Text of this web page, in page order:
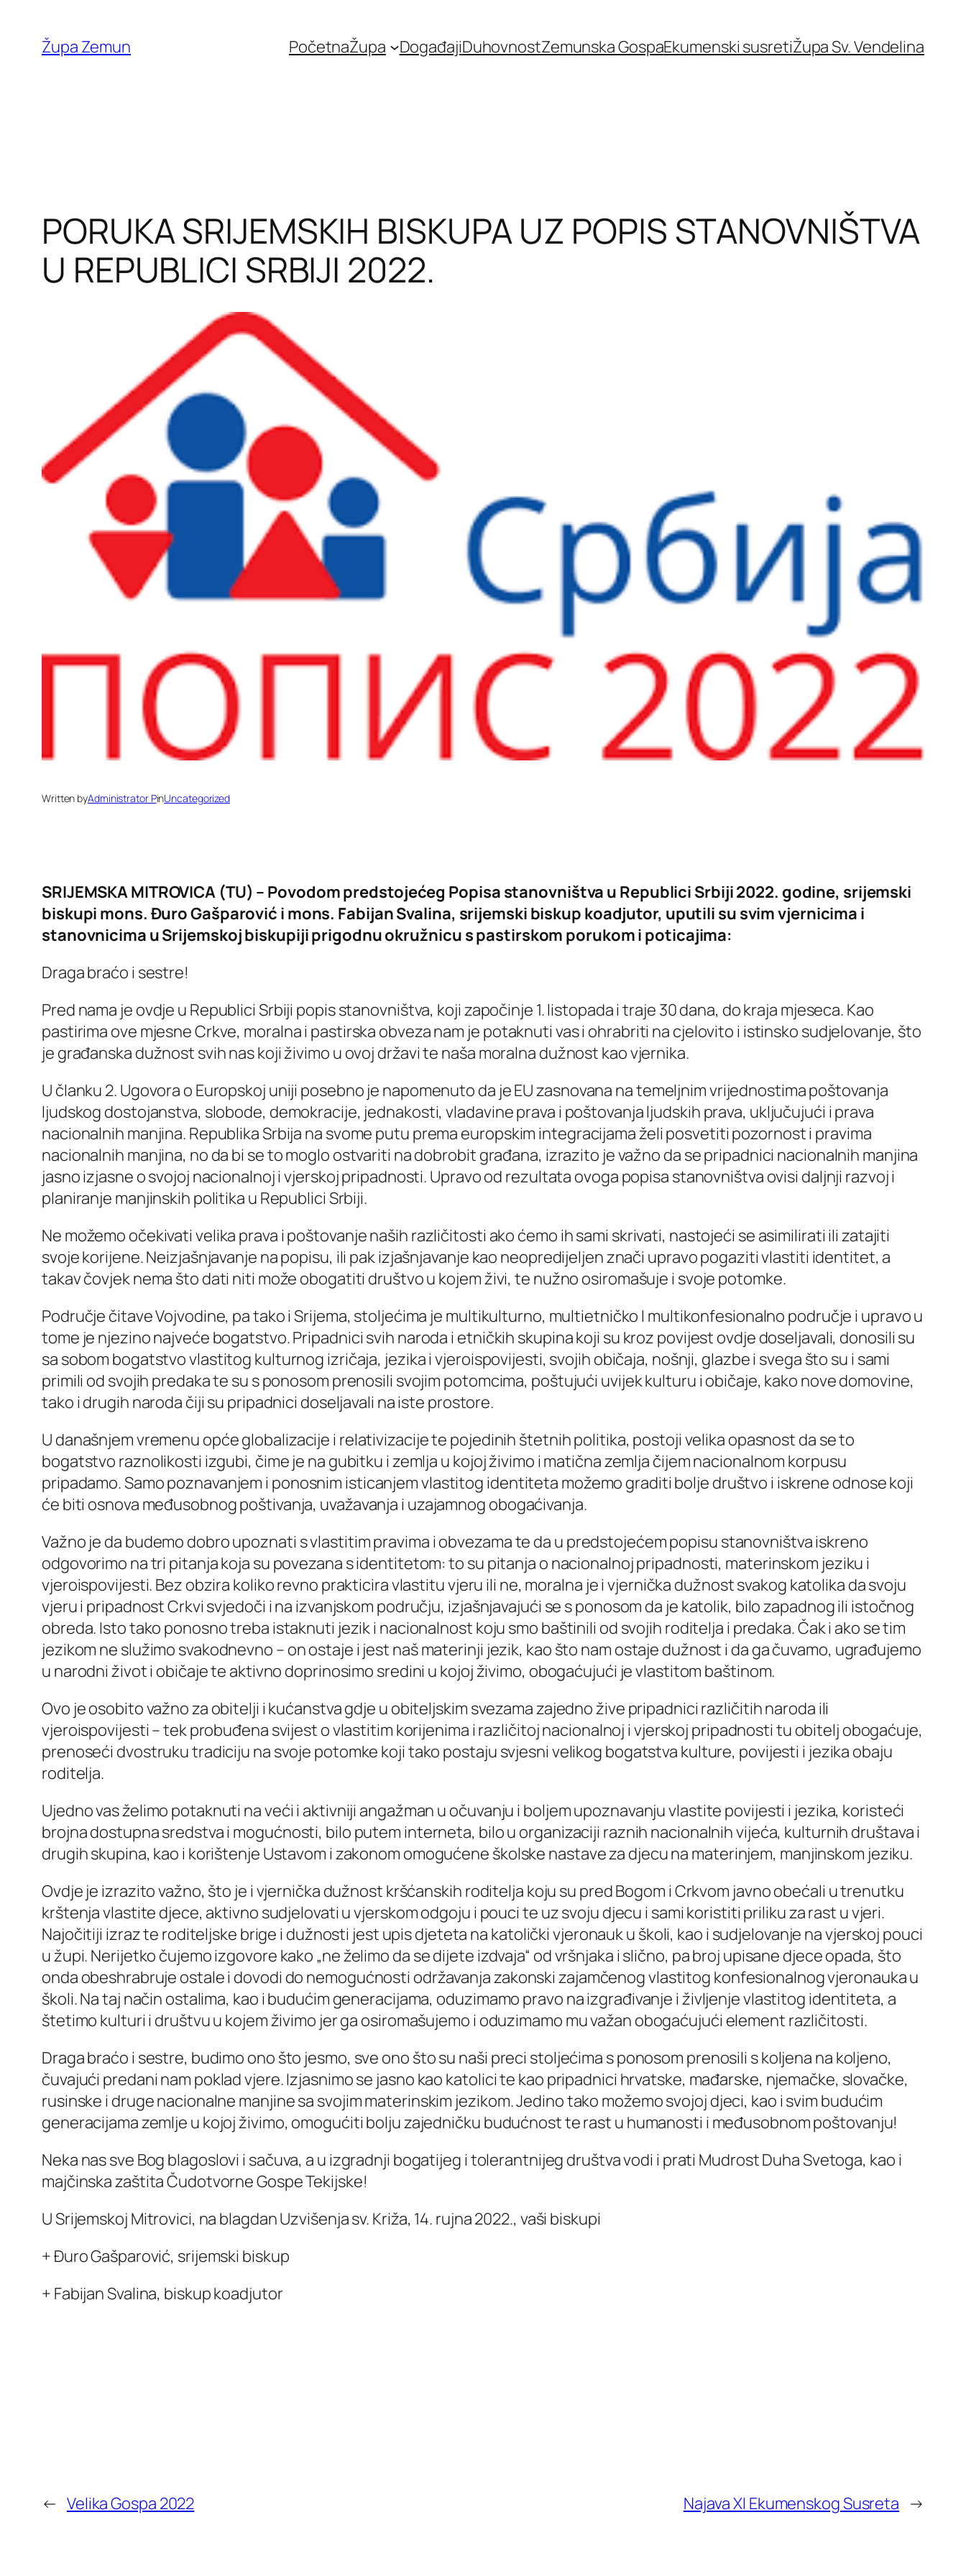
content
Župa Zemun PočetnaŽupa DogađajiDuhovnostZemunska GospaEkumenski susretiŽupa Sv. Vendelina
PORUKA SRIJEMSKIH BISKUPA UZ POPIS STANOVNIŠTVA
U REPUBLICI SRBIJI 2022.
Written byAdministrator PinUncategorized
SRIJEMSKA MITROVICA (TU) – Povodom predstojećeg Popisa stanovništva u Republici Srbiji 2022. godine, srijemski
biskupi mons. Đuro Gašparović i mons. Fabijan Svalina, srijemski biskup koadjutor, uputili su svim vjernicima i
stanovnicima u Srijemskoj biskupiji prigodnu okružnicu s pastirskom porukom i poticajima:
Draga braćo i sestre!
Pred nama je ovdje u Republici Srbiji popis stanovništva, koji započinje 1. listopada i traje 30 dana, do kraja mjeseca. Kao
pastirima ove mjesne Crkve, moralna i pastirska obveza nam je potaknuti vas i ohrabriti na cjelovito i istinsko sudjelovanje, što
je građanska dužnost svih nas koji živimo u ovoj državi te naša moralna dužnost kao vjernika.
U članku 2. Ugovora o Europskoj uniji posebno je napomenuto da je EU zasnovana na temeljnim vrijednostima poštovanja
ljudskog dostojanstva, slobode, demokracije, jednakosti, vladavine prava i poštovanja ljudskih prava, uključujući i prava
nacionalnih manjina. Republika Srbija na svome putu prema europskim integracijama želi posvetiti pozornost i pravima
nacionalnih manjina, no da bi se to moglo ostvariti na dobrobit građana, izrazito je važno da se pripadnici nacionalnih manjina
jasno izjasne o svojoj nacionalnoj i vjerskoj pripadnosti. Upravo od rezultata ovoga popisa stanovništva ovisi daljnji razvoj i
planiranje manjinskih politika u Republici Srbiji.
Ne možemo očekivati velika prava i poštovanje naših različitosti ako ćemo ih sami skrivati, nastojeći se asimilirati ili zatajiti
svoje korijene. Neizjašnjavanje na popisu, ili pak izjašnjavanje kao neopredijeljen znači upravo pogaziti vlastiti identitet, a
takav čovjek nema što dati niti može obogatiti društvo u kojem živi, te nužno osiromašuje i svoje potomke.
Područje čitave Vojvodine, pa tako i Srijema, stoljećima je multikulturno, multietničko I multikonfesionalno područje i upravo u
tome je njezino najveće bogatstvo. Pripadnici svih naroda i etničkih skupina koji su kroz povijest ovdje doseljavali, donosili su
sa sobom bogatstvo vlastitog kulturnog izričaja, jezika i vjeroispovijesti, svojih običaja, nošnji, glazbe i svega što su i sami
primili od svojih predaka te su s ponosom prenosili svojim potomcima, poštujući uvijek kulturu i običaje, kako nove domovine,
tako i drugih naroda čiji su pripadnici doseljavali na iste prostore.
U današnjem vremenu opće globalizacije i relativizacije te pojedinih štetnih politika, postoji velika opasnost da se to
bogatstvo raznolikosti izgubi, čime je na gubitku i zemlja u kojoj živimo i matična zemlja čijem nacionalnom korpusu
pripadamo. Samo poznavanjem i ponosnim isticanjem vlastitog identiteta možemo graditi bolje društvo i iskrene odnose koji
će biti osnova međusobnog poštivanja, uvažavanja i uzajamnog obogaćivanja.
Važno je da budemo dobro upoznati s vlastitim pravima i obvezama te da u predstojećem popisu stanovništva iskreno
odgovorimo na tri pitanja koja su povezana s identitetom: to su pitanja o nacionalnoj pripadnosti, materinskom jeziku i
vjeroispovijesti. Bez obzira koliko revno prakticira vlastitu vjeru ili ne, moralna je i vjernička dužnost svakog katolika da svoju
vjeru i pripadnost Crkvi svjedoči i na izvanjskom području, izjašnjavajući se s ponosom da je katolik, bilo zapadnog ili istočnog
obreda. Isto tako ponosno treba istaknuti jezik i nacionalnost koju smo baštinili od svojih roditelja i predaka. Čak i ako se tim
jezikom ne služimo svakodnevno – on ostaje i jest naš materinji jezik, kao što nam ostaje dužnost i da ga čuvamo, ugrađujemo
u narodni život i običaje te aktivno doprinosimo sredini u kojoj živimo, obogaćujući je vlastitom baštinom.
Ovo je osobito važno za obitelji i kućanstva gdje u obiteljskim svezama zajedno žive pripadnici različitih naroda ili
vjeroispovijesti – tek probuđena svijest o vlastitim korijenima i različitoj nacionalnoj i vjerskoj pripadnosti tu obitelj obogaćuje,
prenoseći dvostruku tradiciju na svoje potomke koji tako postaju svjesni velikog bogatstva kulture, povijesti i jezika obaju
roditelja.
Ujedno vas želimo potaknuti na veći i aktivniji angažman u očuvanju i boljem upoznavanju vlastite povijesti i jezika, koristeći
brojna dostupna sredstva i mogućnosti, bilo putem interneta, bilo u organizaciji raznih nacionalnih vijeća, kulturnih društava i
drugih skupina, kao i korištenje Ustavom i zakonom omogućene školske nastave za djecu na materinjem, manjinskom jeziku.
Ovdje je izrazito važno, što je i vjernička dužnost kršćanskih roditelja koju su pred Bogom i Crkvom javno obećali u trenutku
krštenja vlastite djece, aktivno sudjelovati u vjerskom odgoju i pouci te uz svoju djecu i sami koristiti priliku za rast u vjeri.
Najočitiji izraz te roditeljske brige i dužnosti jest upis djeteta na katolički vjeronauk u školi, kao i sudjelovanje na vjerskoj pouci
u župi. Nerijetko čujemo izgovore kako „ne želimo da se dijete izdvaja“ od vršnjaka i slično, pa broj upisane djece opada, što
onda obeshrabruje ostale i dovodi do nemogućnosti održavanja zakonski zajamčenog vlastitog konfesionalnog vjeronauka u
školi. Na taj način ostalima, kao i budućim generacijama, oduzimamo pravo na izgrađivanje i življenje vlastitog identiteta, a
štetimo kulturi i društvu u kojem živimo jer ga osiromašujemo i oduzimamo mu važan obogaćujući element različitosti.
Draga braćo i sestre, budimo ono što jesmo, sve ono što su naši preci stoljećima s ponosom prenosili s koljena na koljeno,
čuvajući predani nam poklad vjere. Izjasnimo se jasno kao katolici te kao pripadnici hrvatske, mađarske, njemačke, slovačke,
rusinske i druge nacionalne manjine sa svojim materinskim jezikom. Jedino tako možemo svojoj djeci, kao i svim budućim
generacijama zemlje u kojoj živimo, omogućiti bolju zajedničku budućnost te rast u humanosti i međusobnom poštovanju!
Neka nas sve Bog blagoslovi i sačuva, a u izgradnji bogatijeg i tolerantnijeg društva vodi i prati Mudrost Duha Svetoga, kao i
majčinska zaštita Čudotvorne Gospe Tekijske!
U Srijemskoj Mitrovici, na blagdan Uzvišenja sv. Križa, 14. rujna 2022., vaši biskupi
+ Đuro Gašparović, srijemski biskup
+ Fabijan Svalina, biskup koadjutor
← Velika Gospa 2022 Najava XI Ekumenskog Susreta →